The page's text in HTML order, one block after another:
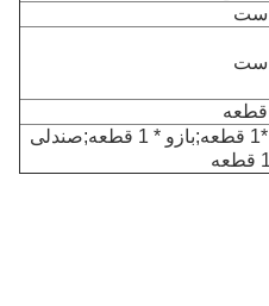
پا *1 قطعه;بازو * 1 قطعه;صندلی